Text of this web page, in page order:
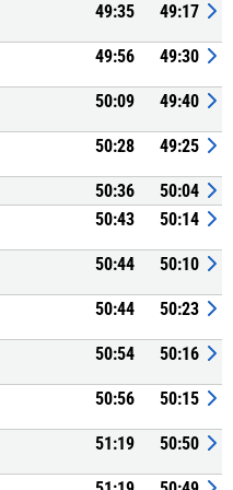
49:35 49:17
49:56 49:30
50:09 49:40
50:28 49:25
50:36
50:04
50:43 50:14
50:44 50:10
50:44 50:23
50:54 50:16
50:56 50:15
51:19 50:50